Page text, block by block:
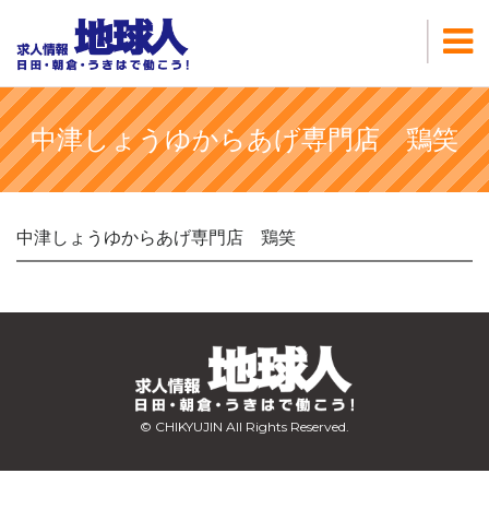
中津しょうゆからあげ専門店 鶏笑
中津しょうゆからあげ専門店 鶏笑
© CHIKYUJIN All Rights Reserved.